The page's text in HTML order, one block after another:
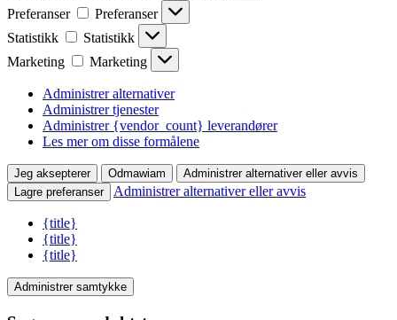
Preferanser
Preferanser
Statistikk
Statistikk
Marketing
Marketing
Administrer alternativer
Administrer tjenester
Administrer {vendor_count} leverandører
Les mer om disse formålene
Jeg aksepterer Odmawiam
Administrer alternativer eller avvis
Lagre preferanser
Administrer alternativer eller avvis
{title}
{title}
{title}
Administrer samtykke